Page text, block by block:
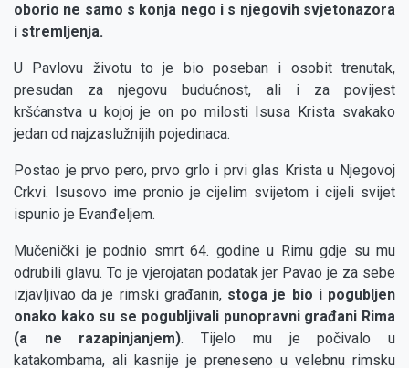
oborio ne samo s konja nego i s njegovih svjetonazora
i stremljenja.
U Pavlovu životu to je bio poseban i osobit trenutak,
presudan za njegovu budućnost, ali i za povijest
kršćanstva u kojoj je on po milosti Isusa Krista svakako
jedan od najzaslužnijih pojedinaca.
Postao je prvo pero, prvo grlo i prvi glas Krista u Njegovoj
Crkvi. Isusovo ime pronio je cijelim svijetom i cijeli svijet
ispunio je Evanđeljem.
Mučenički je podnio smrt 64. godine u Rimu gdje su mu
odrubili glavu. To je vjerojatan podatak jer Pavao je za sebe
izjavljivao da je rimski građanin, stoga je bio i pogubljen
onako kako su se pogubljivali punopravni građani Rima
(a ne razapinjanjem). Tijelo mu je počivalo u
katakombama, ali kasnije je preneseno u velebnu rimsku